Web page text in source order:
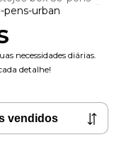
pens-urban
necessidades diárias.
detalhe!